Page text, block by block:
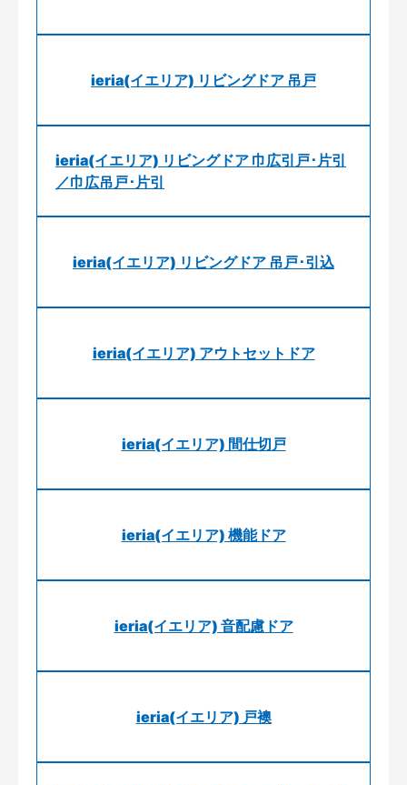
ieria(イエリア) リビングドア 吊戸
ieria(イエリア) リビングドア 巾広引戸･片引
／巾広吊戸･片引
ieria(イエリア) リビングドア 吊戸･引込
ieria(イエリア) アウトセットドア
ieria(イエリア) 間仕切戸
ieria(イエリア) 機能ドア
ieria(イエリア) 音配慮ドア
ieria(イエリア) 戸襖